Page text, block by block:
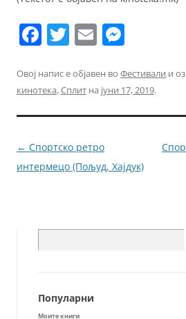
F
a
c
e
b
o
o
T
w
itt
er
E
m
ai
l
ss
e
n
er
Овој напис е објавен во Фестивали и
кинотека,Сплит на јуни 17, 2019.
Навигација
за
← Спортско ретро
интермецо (Пољуд, Хајдук)
за:
Популарни